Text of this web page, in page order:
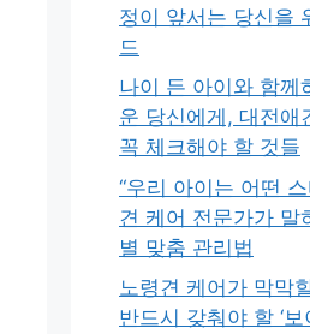
정이 앞서는 당신을
드
나이 든 아이와 함께
운 당신에게, 대전애
꼭 체크해야 할 것들
“우리 아이는 어떤
견 케어 전문가가 말
별 맞춤 관리법
노령견 케어가 막막
반드시 갖춰야 할 ‘보